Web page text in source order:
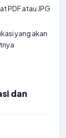
PDF atau JPG
yang akan
dan